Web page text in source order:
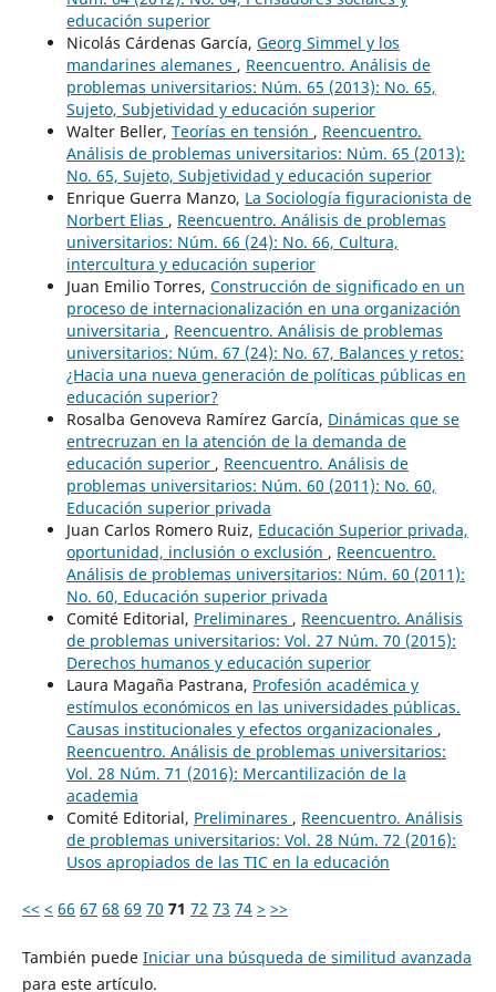
educación superior
Nicolás Cárdenas García, Georg Simmel y los
mandarines alemanes , Reencuentro. Análisis de
problemas universitarios: Núm. 65 (2013): No. 65,
Sujeto, Subjetividad y educación superior
Walter Beller, Teorías en tensión , Reencuentro.
Análisis de problemas universitarios: Núm. 65 (2013):
No. 65, Sujeto, Subjetividad y educación superior
Enrique Guerra Manzo, La Sociología figuracionista de
Norbert Elias , Reencuentro. Análisis de problemas
universitarios: Núm. 66 (24): No. 66, Cultura,
intercultura y educación superior
Juan Emilio Torres, Construcción de significado en un
proceso de internacionalización en una organización
universitaria , Reencuentro. Análisis de problemas
universitarios: Núm. 67 (24): No. 67, Balances y retos:
¿Hacia una nueva generación de políticas públicas en
educación superior?
Rosalba Genoveva Ramírez García, Dinámicas que se
entrecruzan en la atención de la demanda de
educación superior , Reencuentro. Análisis de
problemas universitarios: Núm. 60 (2011): No. 60,
Educación superior privada
Juan Carlos Romero Ruiz, Educación Superior privada,
oportunidad, inclusión o exclusión , Reencuentro.
Análisis de problemas universitarios: Núm. 60 (2011):
No. 60, Educación superior privada
Comité Editorial, Preliminares , Reencuentro. Análisis
de problemas universitarios: Vol. 27 Núm. 70 (2015):
Derechos humanos y educación superior
Laura Magaña Pastrana, Profesión académica y
estímulos económicos en las universidades públicas.
Causas institucionales y efectos organizacionales ,
Reencuentro. Análisis de problemas universitarios:
Vol. 28 Núm. 71 (2016): Mercantilización de la
academia
Comité Editorial, Preliminares , Reencuentro. Análisis
de problemas universitarios: Vol. 28 Núm. 72 (2016):
Usos apropiados de las TIC en la educación
<< < 66 67 68 69 70 71 72 73 74 > >>
También puede Iniciar una búsqueda de similitud avanzada
para este artículo.